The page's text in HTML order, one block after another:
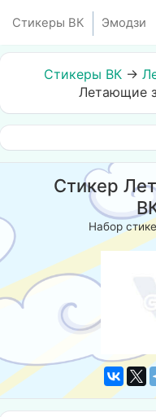
Стикеры ВК Эмодзи
Стикеры ВК →
Летающие
Стикер
Набор